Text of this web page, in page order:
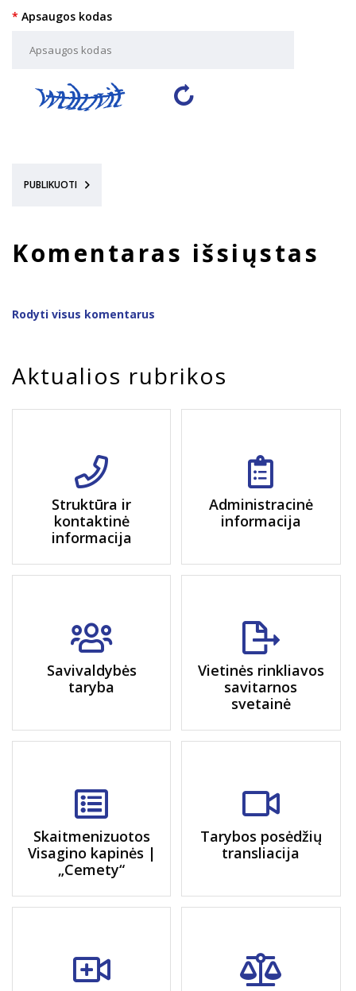
Apsaugos kodas
PUBLIKUOTI
Komentaras išsiųstas
Rodyti visus komentarus
Aktualios rubrikos
Struktūra ir
kontaktinė
informacija
Administracinė
informacija
Savivaldybės
taryba
Vietinės rinkliavos
savitarnos
svetainė
Skaitmenizuotos
Visagino kapinės |
„Cemety“
Tarybos posėdžių
transliacija